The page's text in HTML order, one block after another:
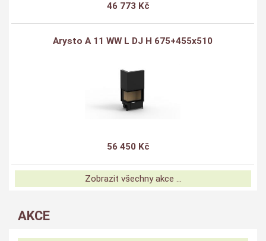
46 773 Kč
Arysto A 11 WW L DJ H 675+455x510
56 450 Kč
Zobrazit všechny akce ...
AKCE